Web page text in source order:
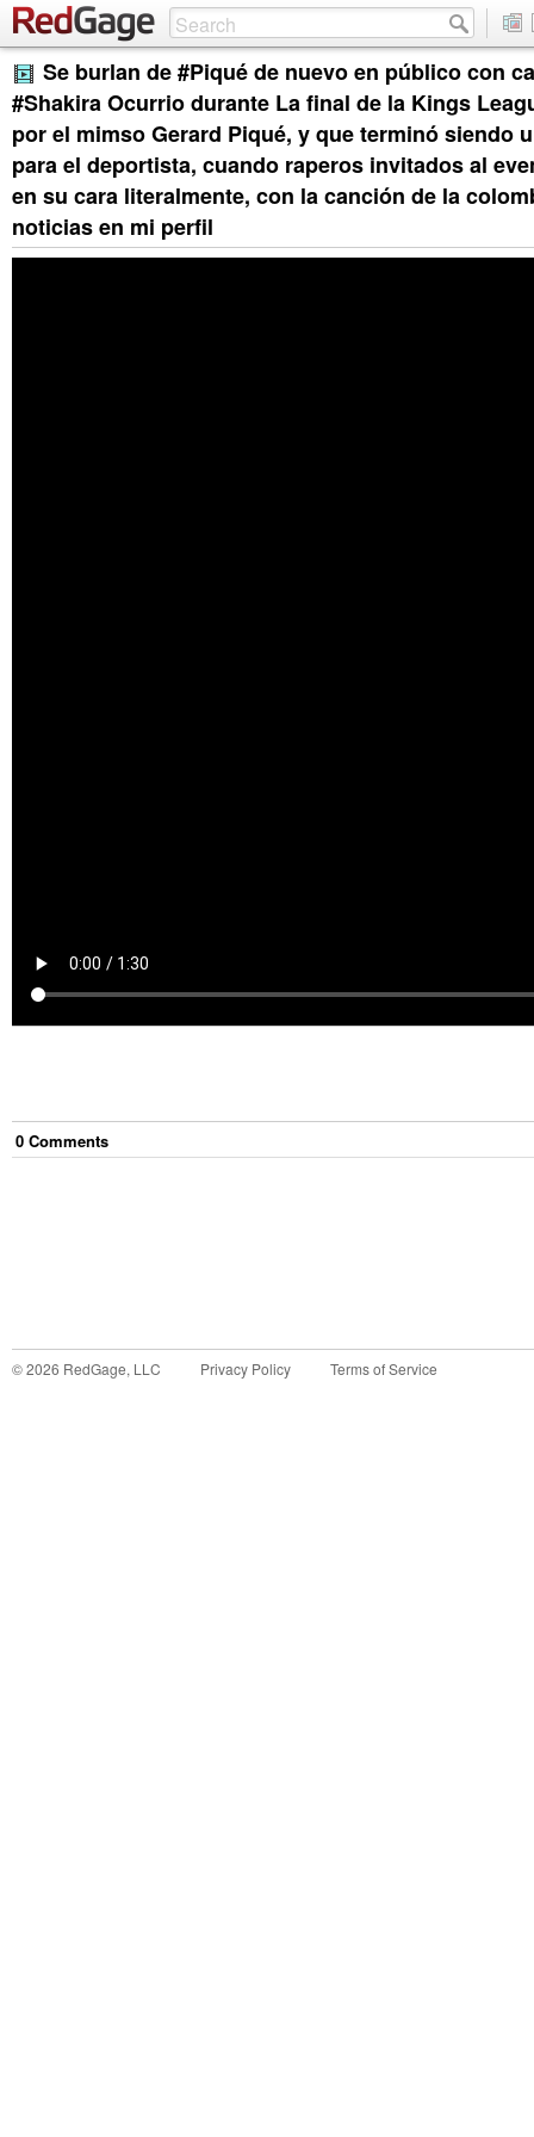
Se burlan de #Piqué de nuevo en público con
#Shakira Ocurrio durante La final de la Kings
por el mimso Gerard Piqué, y que terminó siendo
para el deportista, cuando raperos invitados al
en su cara literalmente, con la canción de la
noticias en mi perfil
0 Comments
©2026 RedGage, LLC Privacy Policy Terms of Service